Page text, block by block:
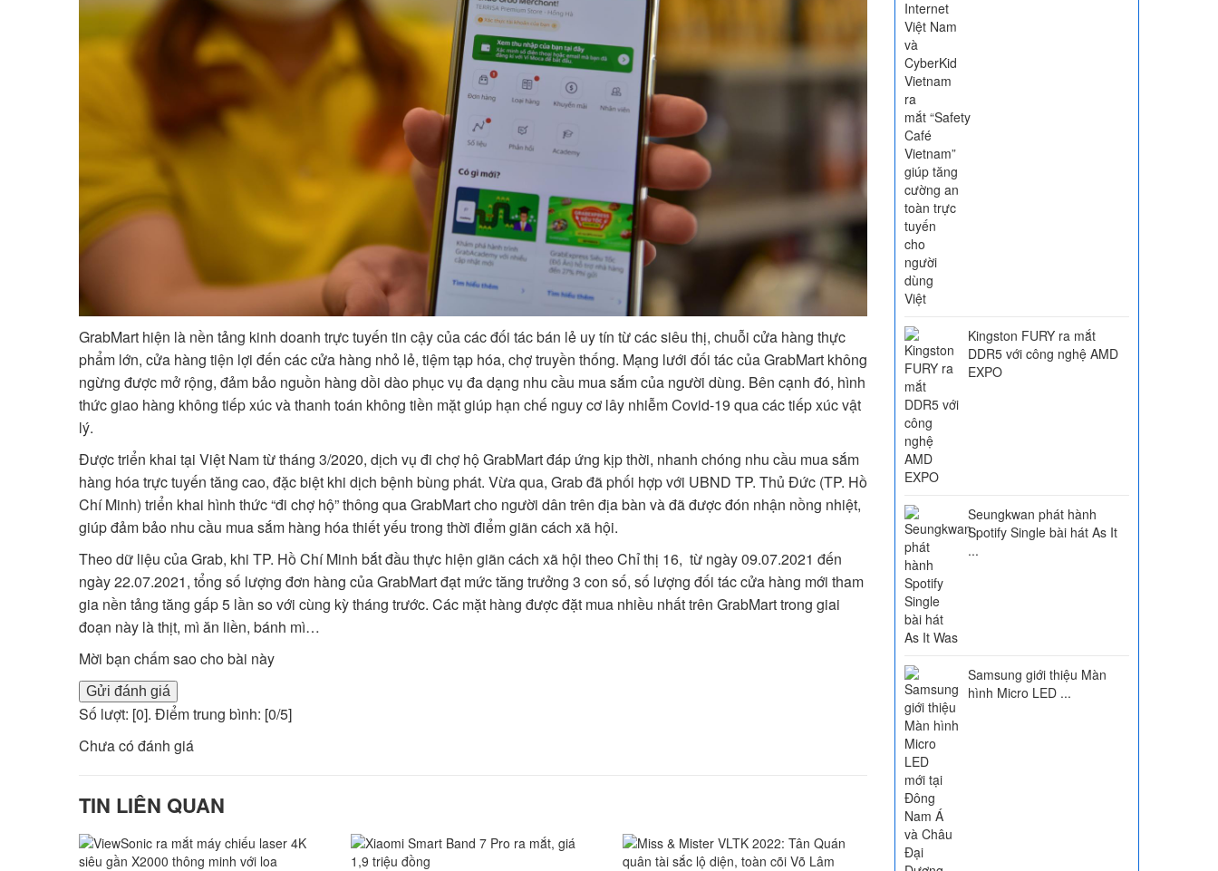
GrabMart hiện là nền tảng kinh doanh trực tuyến tin cậy của các đối tác bán lẻ uy tín từ các siêu thị, chuỗi cửa hàng thực
phẩm lớn, cửa hàng tiện lợi đến các cửa hàng nhỏ lẻ, tiệm tạp hóa, chợ truyền thống. Mạng lưới đối tác của GrabMart không
ngừng được mở rộng, đảm bảo nguồn hàng dồi dào phục vụ đa dạng nhu cầu mua sắm của người dùng. Bên cạnh đó, hình
thức giao hàng không tiếp xúc và thanh toán không tiền mặt giúp hạn chế nguy cơ lây nhiễm Covid-19 qua các tiếp xúc vật
lý.
Được triển khai tại Việt Nam từ tháng 3/2020, dịch vụ đi chợ hộ GrabMart đáp ứng kịp thời, nhanh chóng nhu cầu mua sắm
hàng hóa trực tuyến tăng cao, đặc biệt khi dịch bệnh bùng phát. Vừa qua, Grab đã phối hợp với UBND TP. Thủ Đức (TP. Hồ
Chí Minh) triển khai hình thức “đi chợ hộ” thông qua GrabMart cho người dân trên địa bàn và đã được đón nhận nồng nhiệt,
giúp đảm bảo nhu cầu mua sắm hàng hóa thiết yếu trong thời điểm giãn cách xã hội.
Theo dữ liệu của Grab, khi TP. Hồ Chí Minh bắt đầu thực hiện giãn cách xã hội theo Chỉ thị 16, từ ngày 09.07.2021 đến
ngày 22.07.2021, tổng số lượng đơn hàng của GrabMart đạt mức tăng trưởng 3 con số, số lượng đối tác cửa hàng mới tham
gia nền tảng tăng gấp 5 lần so với cùng kỳ tháng trước. Các mặt hàng được đặt mua nhiều nhất trên GrabMart trong giai
đoạn này là thịt, mì ăn liền, bánh mì…
Mời bạn chấm sao cho bài này
Gửi đánh giá
Số lượt: [0]. Điểm trung bình: [0/5]
Chưa có đánh giá
TIN LIÊN QUAN
Kingston FURY ra mắt
DDR5 với công nghệ AMD
EXPO
Seungkwan phát hành
Spotify Single bài hát As It
...
Samsung giới thiệu Màn
hình Micro LED ...